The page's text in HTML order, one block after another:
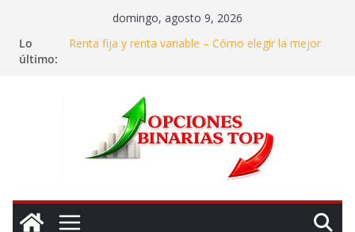
contenido
domingo, agosto 9, 2026
Lo
último:
Renta fija y renta variable – Cómo elegir la mejor
Dónde y en qué invertir en 2025: Mi experiencia
para asegurar ganancias
Cómo identificar y evitar estafas en el mundo de las
opciones binarias
La gestión de riesgos en las inversiones: Cómo